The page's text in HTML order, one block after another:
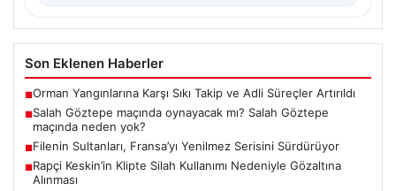
Son Eklenen Haberler
■Orman Yangınlarına Karşı Sıkı Takip ve Adli Süreçler Artırıldı
■Salah Göztepe maçında oynayacak mı? Salah Göztepe
maçında neden yok?
■Filenin Sultanları, Fransa’yı Yenilmez Serisini Sürdürüyor
■Rapçi Keskin’in Klipte Silah Kullanımı Nedeniyle Gözaltına
Alınması